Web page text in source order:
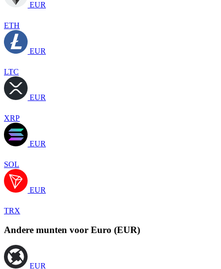
EUR
ETH
EUR
LTC
EUR
XRP
EUR
SOL
EUR
TRX
Andere munten voor Euro (EUR)
EUR